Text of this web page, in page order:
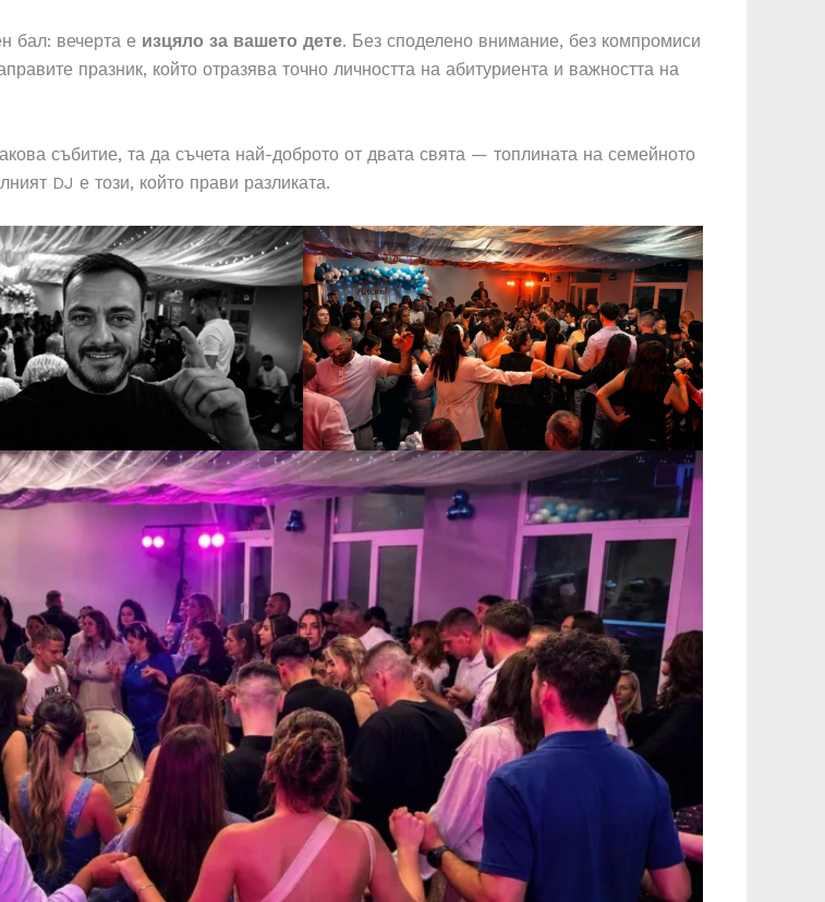
бал: вечерта е изцяло за вашето дете. Без споделено внимание, без компромиси
празник, който отразява точно личността на абитуриента и важността на
събитие, та да съчета най-доброто от двата свята — топлината на семейното
DJ е този, който прави разликата.